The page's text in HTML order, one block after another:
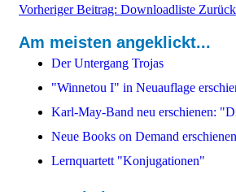
Vorheriger Beitrag: Downloadliste Zurück
Am meisten angeklickt...
Der Untergang Trojas
"Winnetou I" in Neuauflage
Karl-May-Band neu erschienen:
Neue Books on Demand erschienen
Lernquartett "Konjugationen"